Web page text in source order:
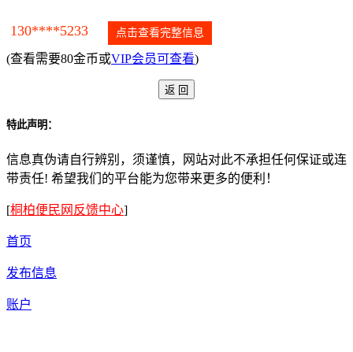
130****5233 点击查看完整信息
(查看需要80金币或VIP会员可查看)
特此声明：
信息真伪请自行辨别，须谨慎，网站对此不承担任何保证或连
带责任! 希望我们的平台能为您带来更多的便利！
[桐柏便民网反馈中心]
首页
发布信息
账户